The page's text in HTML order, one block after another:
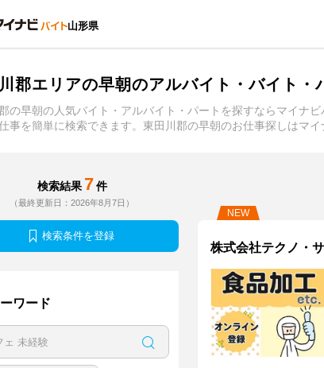
山形県
郡エリアの早朝のアルバイト・バイト・
の早朝の人気バイト・アルバイト・パートを探すならマイナ
事を簡単に検索できます。東田川郡の早朝のお仕事探しはマイ
検索結果 7 件
（最終更新日：2026年8月7日）
検索条件を登録
ワード
NEW
株式会社テクノ・